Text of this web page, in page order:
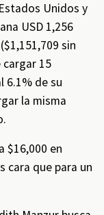
Unidos y
USD 1,256
sin
15
6.1% de su
la misma
$16,000 en
cara que para un